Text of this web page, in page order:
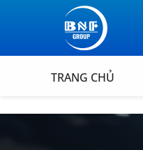
TRANG CHỦ